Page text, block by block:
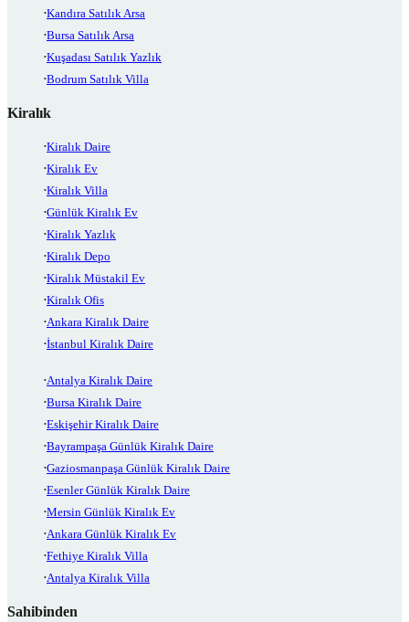
Kandıra Satılık Arsa
Bursa Satılık Arsa
Kuşadası Satılık Yazlık
Bodrum Satılık Villa
Kiralık
Kiralık Daire
Kiralık Ev
Kiralık Villa
Günlük Kiralık Ev
Kiralık Yazlık
Kiralık Depo
Kiralık Müstakil Ev
Kiralık Ofis
Ankara Kiralık Daire
İstanbul Kiralık Daire
Antalya Kiralık Daire
Bursa Kiralık Daire
Eskişehir Kiralık Daire
Bayrampaşa Günlük Kiralık Daire
Gaziosmanpaşa Günlük Kiralık Daire
Esenler Günlük Kiralık Daire
Mersin Günlük Kiralık Ev
Ankara Günlük Kiralık Ev
Fethiye Kiralık Villa
Antalya Kiralık Villa
Sahibinden